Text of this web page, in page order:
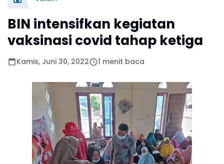
BIN intensifkan kegiatan
vaksinasi covid tahap ketiga
Kamis, Juni 30, 2022 1 menit baca